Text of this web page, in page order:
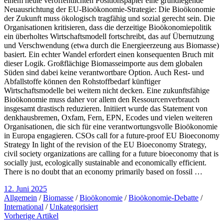
Neuausrichtung der EU-Bioökonomie-Strategie: Die Bioökonomie
der Zukunft muss ökologisch tragfähig und sozial gerecht sein. Die
Organisationen kritisieren, dass die derzeitige Bioökonomiepolitik
ein überholtes Wirtschaftsmodell fortschreibt, das auf Übernutzung
und Verschwendung (etwa durch die Energieerzeung aus Biomasse)
basiert. Ein echter Wandel erfordert einen konsequenten Bruch mit
dieser Logik. Großflächige Biomasseimporte aus dem globalen
Süden sind dabei keine verantwortbare Option. Auch Rest- und
Abfallstoffe können den Rohstoffbedarf künftiger
Wirtschaftsmodelle bei weitem nicht decken. Eine zukunftsfähige
Bioökonomie muss daher vor allem den Ressourcenverbrauch
insgesamt drastisch reduzieren. Initiiert wurde das Statement von
denkhausbremen, Oxfam, Fern, EPN, Ecodes und vielen weiteren
Organisationen, die sich für eine verantwortungsvolle Bioökonomie
in Europa engagieren. CSOs call for a future-proof EU Bioeconomy
Strategy In light of the revision of the EU Bioeconomy Strategy,
civil society organizations are calling for a future bioeconomy that is
socially just, ecologically sustainable and economically efficient.
There is no doubt that an economy primarily based on fossil …
12. Juni 2025
Allgemein /Biomasse /Bioökonomie /Bioökonomie-Debatte /
International /Unkategorisiert
Vorherige Artikel